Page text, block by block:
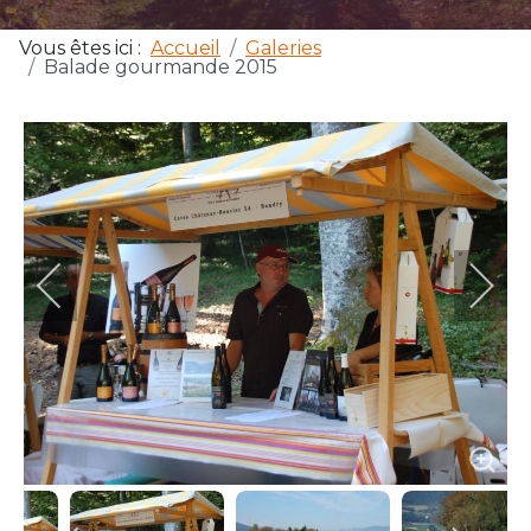
Vous êtes ici : Accueil
Galeries
Balade gourmande 2015